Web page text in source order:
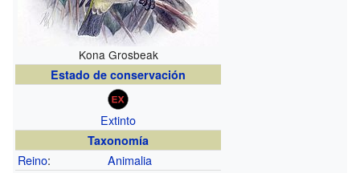
Kona Grosbeak
Estado de conservación
Extinto
Taxonomía
Reino:
Animalia